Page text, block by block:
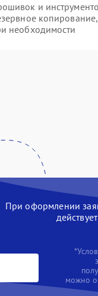
и
необходимости
При оформлении
можно